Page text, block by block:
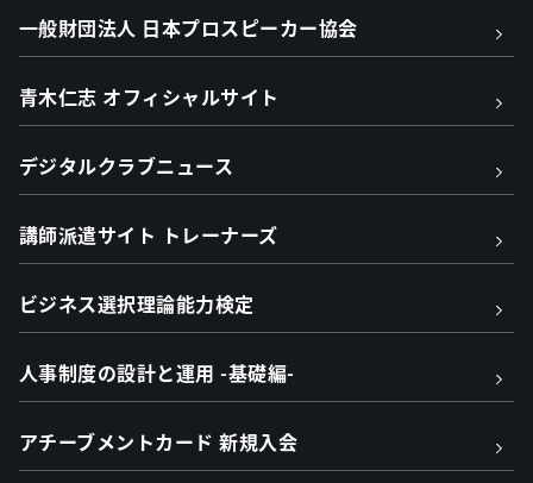
一般財団法人 日本プロスピーカー協会
青木仁志 オフィシャルサイト
デジタルクラブニュース
講師派遣サイト トレーナーズ
ビジネス選択理論能力検定
人事制度の設計と運用 -基礎編-
アチーブメントカード 新規入会